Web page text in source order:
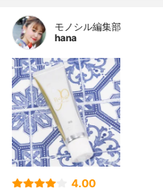
モノシル編集部
hana
4.00